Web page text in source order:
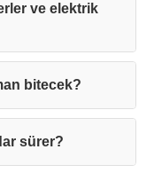
ve elektrik
bitecek?
sürer?